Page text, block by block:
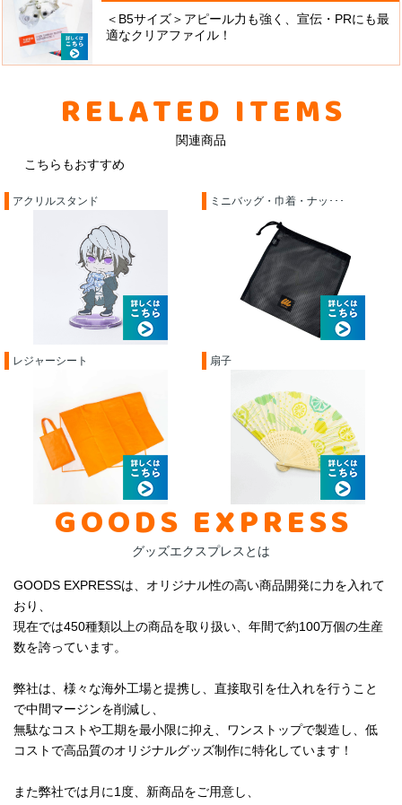
＜B5サイズ＞アピール力も強く、宣伝・PRにも最
適なクリアファイル！
RELATED ITEMS
関連商品
こちらもおすすめ
アクリルスタンド ミニバッグ・巾着・ナッ･･･
レジャーシート 扇子
GOODS EXPRESS
グッズエクスプレスとは
GOODS EXPRESSは、オリジナル性の高い商品開発に力を入れて
おり、
現在では450種類以上の商品を取り扱い、年間で約100万個の生産
数を誇っています。
弊社は、様々な海外工場と提携し、直接取引を仕入れを行うこと
で中間マージンを削減し、
無駄なコストや工期を最小限に抑え、ワンストップで製造し、低
コストで高品質のオリジナルグッズ制作に特化しています！
また弊社では月に1度、新商品をご用意し、